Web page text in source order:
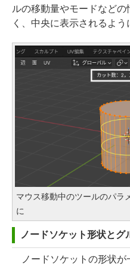
ルの移動量やモードなど
く、中央に表示されるよう
マウス移動中のツールのパラ
に
ノードソケット形状とグ
ノードソケットの形状が